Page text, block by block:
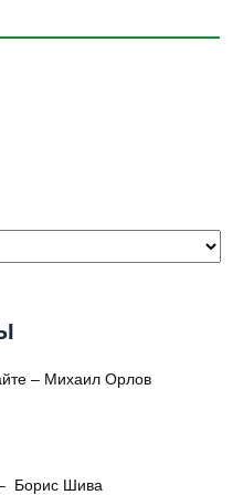
– Михаил Орлов
Борис Шива